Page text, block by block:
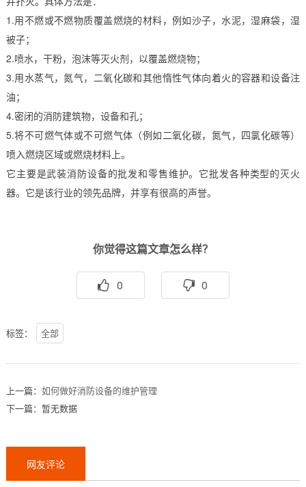
1.用不燃或不燃物质覆盖燃烧的材料，例如沙子，水泥，湿麻袋，湿
被子；
2.喷水，干粉，泡沫等灭火剂，以覆盖燃烧物；
3.用水蒸气，氮气，二氧化碳和其他惰性气体向着火的容器和设备注
油；
4.密闭的消防建筑物，设备和孔；
5.将不可燃气体或不可燃气体（例如二氧化碳，氮气，四氯化碳等）
喷入燃烧区域或燃烧材料上。
它主要是武装消防设备的批发和零售维护。它批发各种类型的灭火
器。它是该行业的领先品牌，并享有很高的声誉。
你觉得这篇文章怎么样？
0 0
标签： 全部
上一篇： 如何做好消防设备的维护管理
下一篇：暂无数据
网友评论